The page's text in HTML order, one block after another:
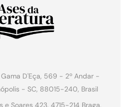
Gama D'Eça, 569 - 2º Andar -
- SC, 88015-240, Brasil
e Soares 423, 4715-214 Braga,